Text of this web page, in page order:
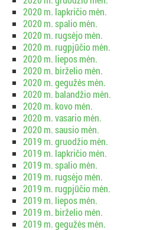
2020 m. lapkričio mėn.
2020 m. spalio mėn.
2020 m. rugsėjo mėn.
2020 m. rugpjūčio mėn.
2020 m. liepos mėn.
2020 m. birželio mėn.
2020 m. gegužės mėn.
2020 m. balandžio mėn.
2020 m. kovo mėn.
2020 m. vasario mėn.
2020 m. sausio mėn.
2019 m. gruodžio mėn.
2019 m. lapkričio mėn.
2019 m. spalio mėn.
2019 m. rugsėjo mėn.
2019 m. rugpjūčio mėn.
2019 m. liepos mėn.
2019 m. birželio mėn.
2019 m. gegužės mėn.